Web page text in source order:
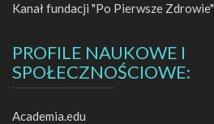
Kanał fundacji "Po Pierwsze Zdrowie"
PROFILE NAUKOWE I
SPOŁECZNOŚCIOWE:
Academia.edu